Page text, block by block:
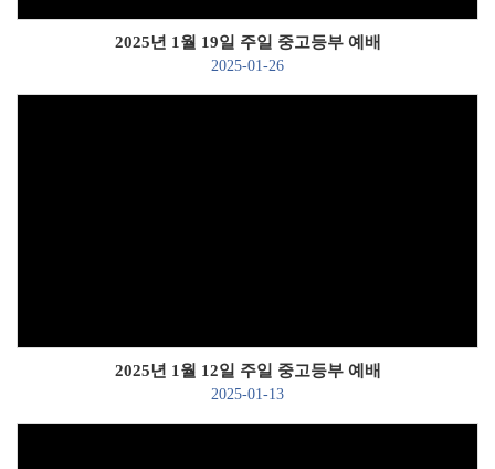
2025년 1월 19일 주일 중고등부 예배
2025-01-26
2025년 1월 12일 주일 중고등부 예배
2025-01-13